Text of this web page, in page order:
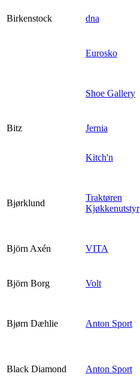
Birkenstock dna
Eurosko
Shoe Gallery
Bitz
Jernia
Kitch'n
Bjørklund
Traktøren
Kjøkkenutstyr
Björn Axén VITA
Björn Borg Volt
Bjørn Dæhlie Anton Sport
Black Diamond Anton Sport